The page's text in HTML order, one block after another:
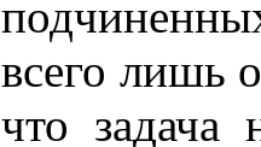
всего лишь
что задача